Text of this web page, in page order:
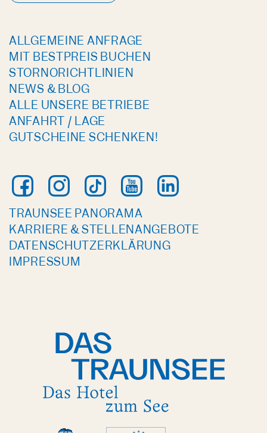
ALLGEMEINE ANFRAGE
MIT BESTPREIS BUCHEN
STORNORICHTLINIEN
NEWS & BLOG
ALLE UNSERE BETRIEBE
ANFAHRT / LAGE
GUTSCHEINE SCHENKEN!
TRAUNSEE PANORAMA
KARRIERE & STELLENANGEBOTE
DATENSCHUTZERKLÄRUNG
IMPRESSUM